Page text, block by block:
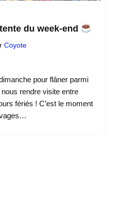
du week-end
Coyote
pour flâner parmi
rendre visite entre
fériés ! C’est le moment